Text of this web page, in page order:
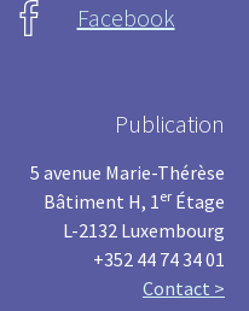
Facebook
Publication
5 avenue Marie-Thérèse
Bâtiment H, 1 er Étage
L-2132 Luxembourg
+352 44 74 34 01
Contact >